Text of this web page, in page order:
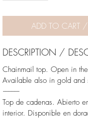
ADD TO CART
DESCRIPTION /
Chainmail top. Open in
Available also in gold and
-----------
Top de cadenas. Abierto
interior. Disponible en